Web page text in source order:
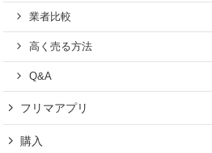
業者比較
高く売る方法
Q&A
フリマアプリ
購入